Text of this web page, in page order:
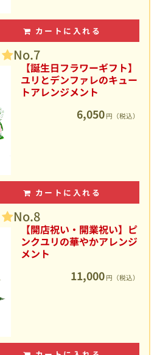
カートに入れる
No.7
【誕生日フラワーギフト】
ユリとデンファレのキュー
トアレンジメント
6,050 円（税込）
カートに入れる
No.8
【開店祝い・開業祝い】ピ
ンクユリの華やかアレンジ
メント
11,000 円（税込）